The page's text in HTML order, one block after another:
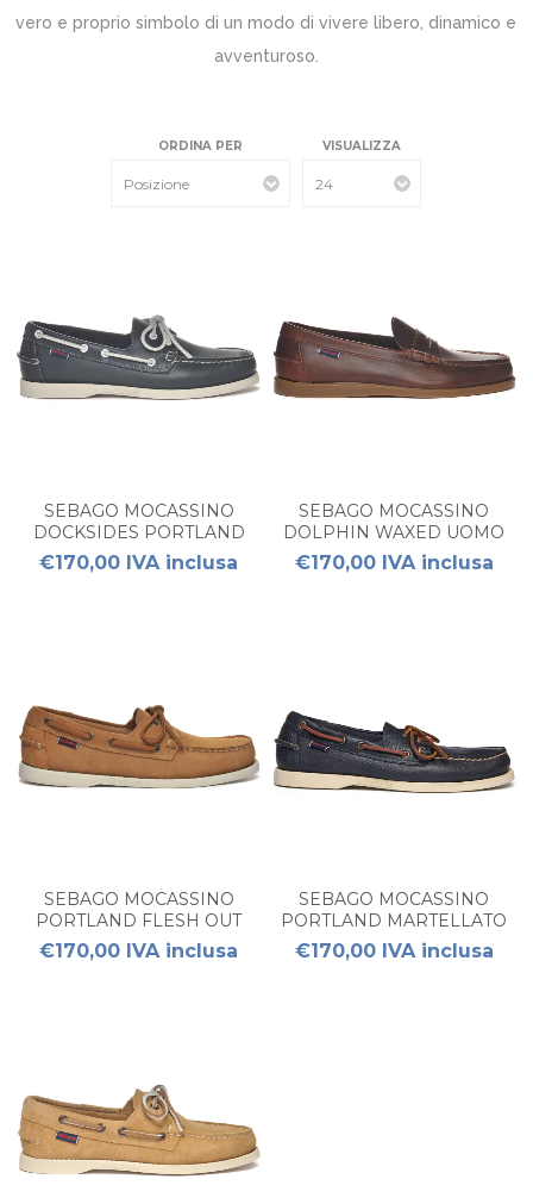
vero e proprio simbolo di un modo di vivere libero, dinamico e
avventuroso.
ORDINA PER VISUALIZZA
SEBAGO MOCASSINO
DOCKSIDES PORTLAND
UOMO
€170,00 IVA inclusa
SEBAGO MOCASSINO
DOLPHIN WAXED UOMO
€170,00 IVA inclusa
SEBAGO MOCASSINO
PORTLAND FLESH OUT
UOMO
€170,00 IVA inclusa
SEBAGO MOCASSINO
PORTLAND MARTELLATO
UOMO
€170,00 IVA inclusa